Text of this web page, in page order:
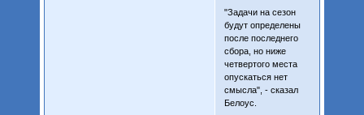
"Задачи на сезон
будут определены
после последнего
сбора, но ниже
четвертого места
опускаться нет
смысла", - сказал
Белоус.